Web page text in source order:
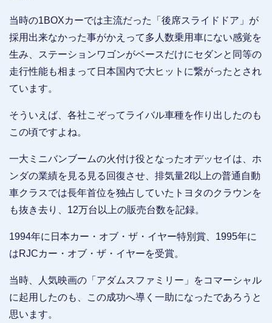
当時の1BOXカーでは主流だった「後席スライドドア」が
採用出来なかった事がかえって多人数乗用車にない感覚を
生み、ステーションワゴンがベースだけにセダンと同等の
走行性能も相まって日本国内で大ヒットに繋がったとされ
ています。
そういえば、各社こぞってライバル車種を作り出したのも
この頃ですよね。
一大ミニバンブームの火付け役となったオデッセイは、ホ
ンダの業績を見る見る回復させ、排気量2ℓ以上の普通自動
車クラスでは長年首位を独占していたトヨタのクラウンを
も抜き去り、12万台以上の販売台数を記録。
1994年に日本カー・オブ・ザ・イヤー特別賞、1995年に
はRJCカー・オブ・ザ・イヤーを受賞。
当時、人気映画の「アダムスファミリー」をコマーシャル
に起用したのも、この成功へ導く一助になったであろうと
思います。